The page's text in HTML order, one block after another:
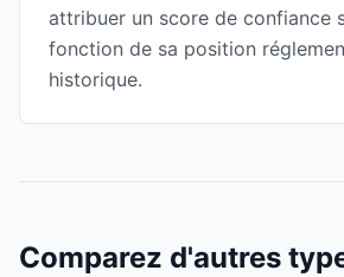
attribuer un score de confiance
fonction de sa position
historique.
Comparez d'autres